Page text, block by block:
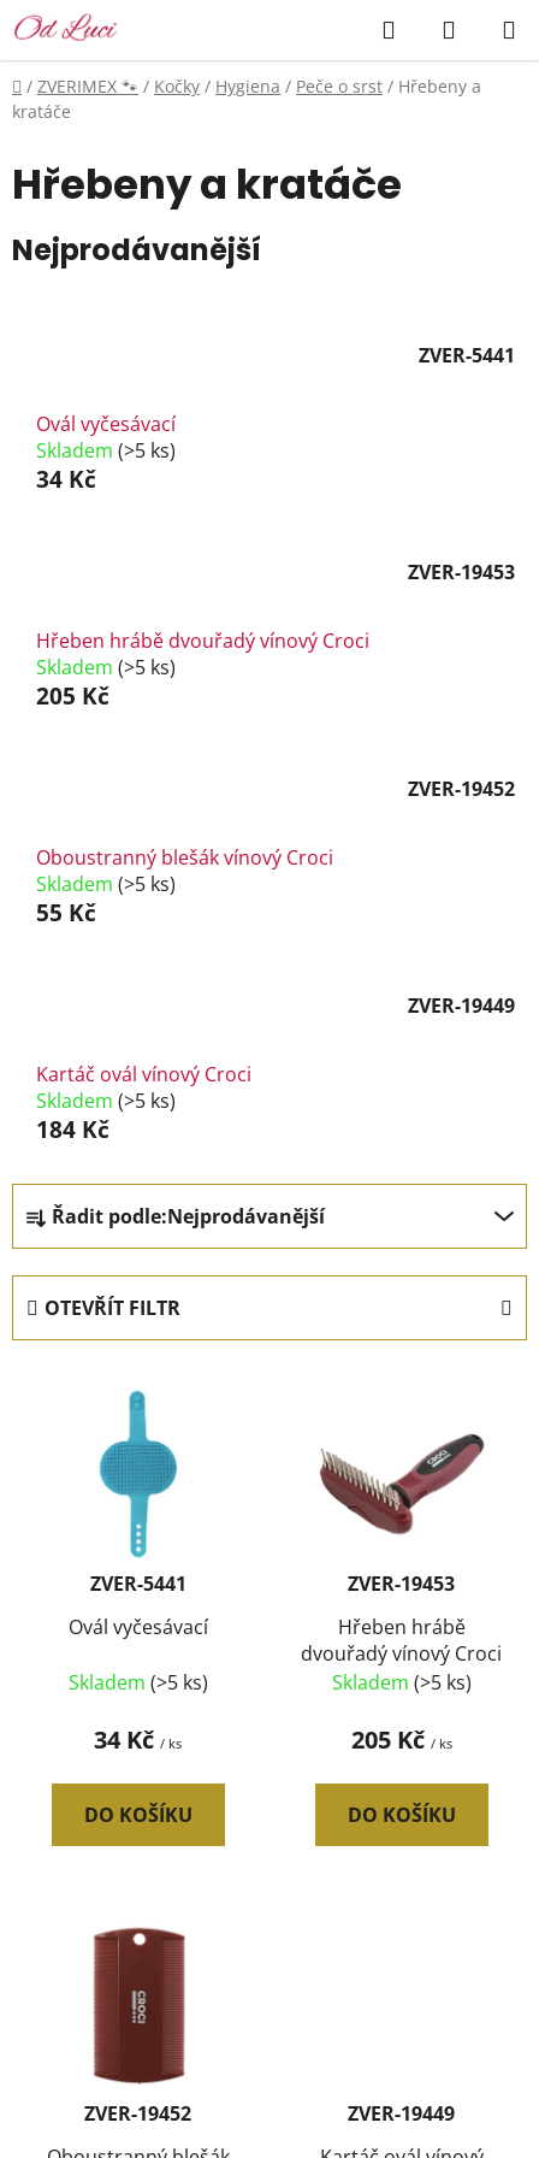
Přejít
na
obsah
Hledat
KOŠÍK
Domů
/ ZVERIMEX 🐾 / Kočky / Hygiena / Peče o srst / Hřebeny a
kratáče
Hřebeny a kratáče
Nejprodávanější
ZVER-5441
Ovál vyčesávací
Skladem (>5 ks)
34 Kč
ZVER-19453
Hřeben hrábě dvouřadý vínový Croci
Skladem (>5 ks)
205 Kč
ZVER-19452
Oboustranný blešák vínový Croci
Skladem (>5 ks)
55 Kč
ZVER-19449
Kartáč ovál vínový Croci
Skladem (>5 ks)
184 Kč
Ř
a
z
e
n
í
Řadit podle:Nejprodávanější
OTEVŘÍT FILTR
ZVER-5441
Ovál vyčesávací
Skladem (>5 ks)
34 Kč / ks
DO KOŠÍKU
ZVER-19453
Hřeben hrábě
dvouřadý vínový Croci
Skladem (>5 ks)
205 Kč / ks
DO KOŠÍKU
ZVER-19452
ZVER-19449